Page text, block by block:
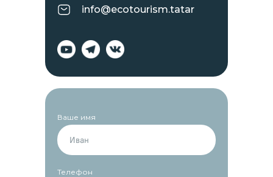
info@ecotourism.tatar
Ваше имя
Телефон